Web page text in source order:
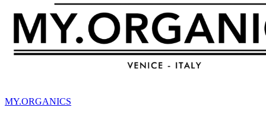
MY.ORGANICS